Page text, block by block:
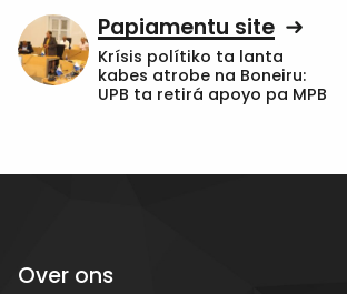
Papiamentu site
Krísis polítiko ta lanta
kabes atrobe na Boneiru:
UPB ta retirá apoyo pa MPB
Over ons